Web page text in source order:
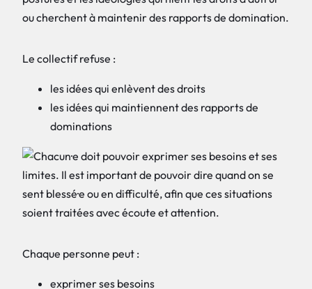
Le collectif refuse :
les idées qui enlèvent des droits
les idées qui maintiennent des rapports de
dominations
Chaque personne peut :
exprimer ses besoins